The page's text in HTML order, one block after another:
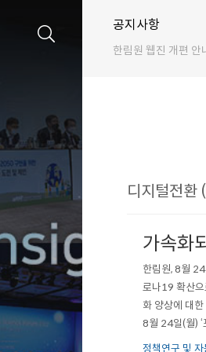
공지사항
한림원 웹진 개편 안
디지털전환
가속화
한림원, 8월
로나19 확산으
화 양상에 대
8월 24일(월)
림원 유튜브
정책연구 및